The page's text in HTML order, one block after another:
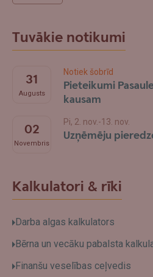
Tuvākie notikumi
31
Augusts
Notiek šobrīd
Pieteikumi
kausam
02
Novembris
Pi, 2. nov.-13. nov.
Uzņēmēju
Kalkulatori & rīki
Darba algas kalkulators
Bērna un vecāku pabalsta
Finanšu veselības ceļvedis